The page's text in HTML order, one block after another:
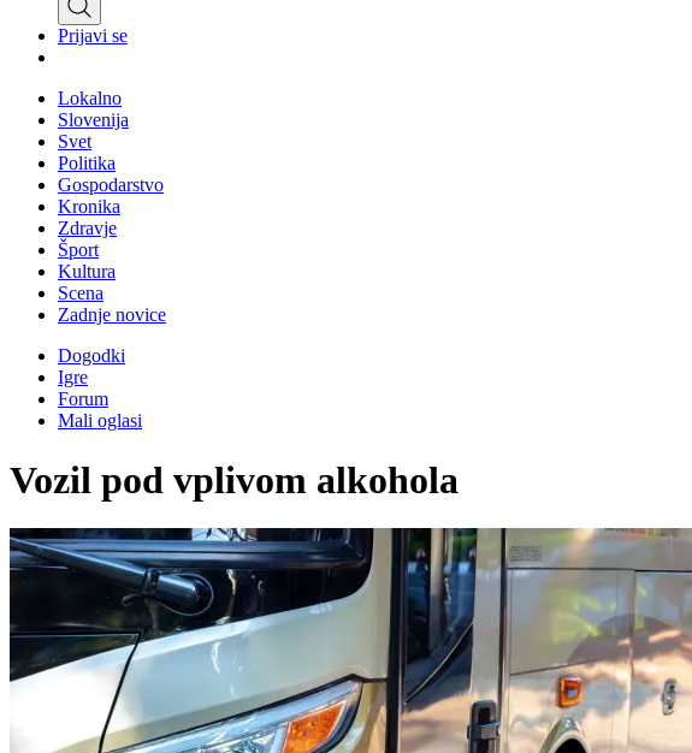
Prijavi se
Lokalno
Slovenija
Svet
Politika
Gospodarstvo
Kronika
Zdravje
Šport
Kultura
Scena
Zadnje novice
Dogodki
Igre
Forum
Mali oglasi
Vozil pod vplivom alkohola